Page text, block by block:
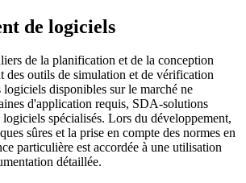
de logiciels
de la planification et de la conception
des outils de simulation et de vérification
disponibles sur le marché ne
d'application requis, SDA-solutions
spécialisés. Lors du développement,
sûres et la prise en compte des normes en
particulière est accordée à une utilisation
détaillée.